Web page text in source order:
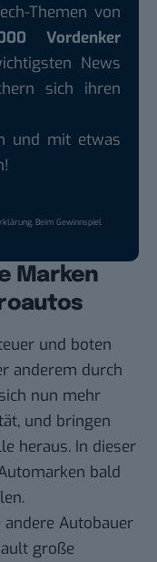
Themen von
Vordenker
News
sich ihren
und mit etwas
. Beim Gewinnspiel
Marken
und boten
anderem durch
nun mehr
und bringen
heraus. In dieser
bald
andere Autobauer
große